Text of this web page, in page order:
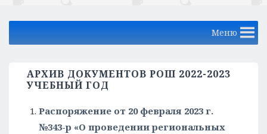
Меню
АРХИВ ДОКУМЕНТОВ РОШ 2022-2023
УЧЕБНЫЙ ГОД
Распоряжение от 20 февраля 2023 г.
№343-р «О проведении региональных